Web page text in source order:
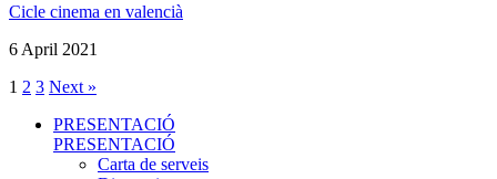
Cicle cinema en valencià
6 April 2021
1 2 3 Next »
PRESENTACIÓ
PRESENTACIÓ
Carta de serveis